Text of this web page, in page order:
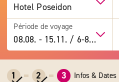
Hotel Poseidon
Période de voyage
08.08. -15.11. / 6-8 jours
1 2 3 Infos & Dates